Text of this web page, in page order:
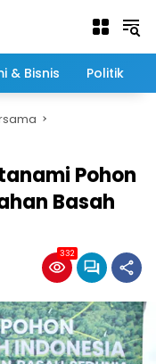
& Bisnis Politik
Pohon
Basah
332